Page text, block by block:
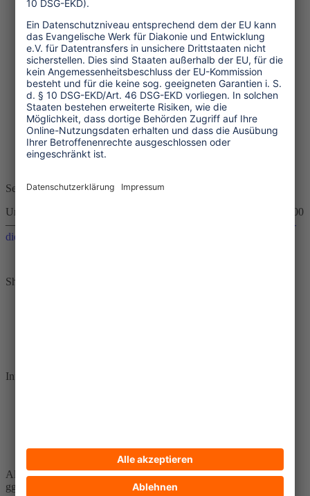
Bio-Zertifizierung
Unsere Bio-Produkte werden kontrolliert durch DE-ÖKO-
007. Hier ist finden Sie unser Zertifikat:
Download: PDF | Bio-Zertifikat | 58 kb
Weitere Informationen über Brot für die Welt erhalten Sie
hier:www.brot-fuer-die-welt.de
Service-Hotline
Unterstützung und Beratung unter:
Mo-Fr 09:00
—18:00 Uhr / Sa 09:00—14:00 Uhr oder
bestellungen@brot-fuer-
die-welt.de
Shopservice
Informationen
Impressum
Alle Preise inkl. gesetzl. Mehrwertsteuer zzgl.Versandkostenund
ggf. Nachnahmegebühren, wenn nicht anders angegeben.